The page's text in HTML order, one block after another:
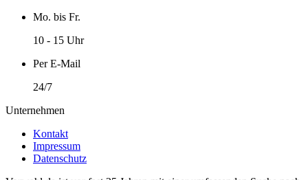
Mo. bis Fr.
10 - 15 Uhr
Per E-Mail
24/7
Unternehmen
Kontakt
Impressum
Datenschutz